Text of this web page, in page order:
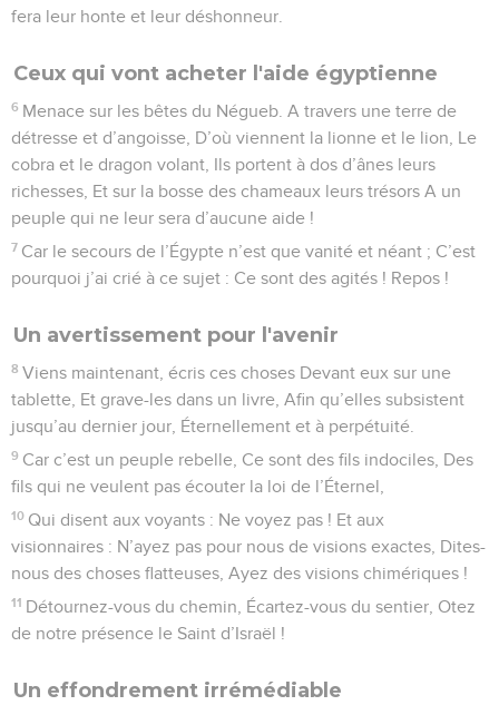
fera leur honte et leur déshonneur.
Ceux qui vont acheter l'aide égyptienne
6 Menace sur les bêtes du Négueb. A travers une terre de
détresse et d’angoisse, D’où viennent la lionne et le lion, Le
cobra et le dragon volant, Ils portent à dos d’ânes leurs
richesses, Et sur la bosse des chameaux leurs trésors A un
peuple qui ne leur sera d’aucune aide !
7 Car le secours de l’Égypte n’est que vanité et néant ; C’est
pourquoi j’ai crié à ce sujet : Ce sont des agités ! Repos !
Un avertissement pour l'avenir
8 Viens maintenant, écris ces choses Devant eux sur une
tablette, Et grave-les dans un livre, Afin qu’elles subsistent
jusqu’au dernier jour, Éternellement et à perpétuité.
9 Car c’est un peuple rebelle, Ce sont des fils indociles, Des
fils qui ne veulent pas écouter la loi de l’Éternel,
10 Qui disent aux voyants : Ne voyez pas ! Et aux
visionnaires : N’ayez pas pour nous de visions exactes, Dites-
nous des choses flatteuses, Ayez des visions chimériques !
11 Détournez-vous du chemin, Écartez-vous du sentier, Otez
de notre présence le Saint d’Israël !
Un effondrement irrémédiable